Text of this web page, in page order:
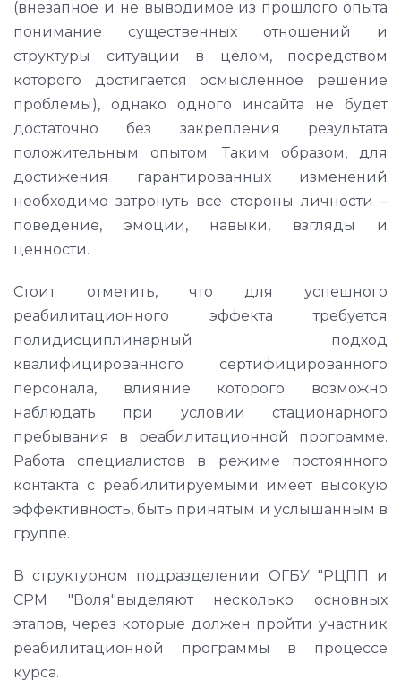
(внезапное и не выводимое из прошлого опыта
понимание существенных отношений и
структуры ситуации в целом, посредством
которого достигается осмысленное решение
проблемы), однако одного инсайта не будет
достаточно без закрепления результата
положительным опытом. Таким образом, для
достижения гарантированных изменений
необходимо затронуть все стороны личности –
поведение, эмоции, навыки, взгляды и
ценности.
Стоит отметить, что для успешного
реабилитационного эффекта требуется
полидисциплинарный подход
квалифицированного сертифицированного
персонала, влияние которого возможно
наблюдать при условии стационарного
пребывания в реабилитационной программе.
Работа специалистов в режиме постоянного
контакта с реабилитируемыми имеет высокую
эффективность, быть принятым и услышанным в
группе.
В структурном подразделении ОГБУ "РЦПП и
СРМ "Воля"выделяют несколько основных
этапов, через которые должен пройти участник
реабилитационной программы в процессе
курса.